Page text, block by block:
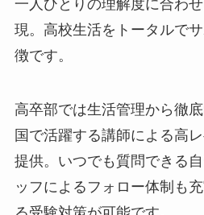
一人ひとりの理解度に合わ
現。高校生活をトータルで
徴です。
高卒部では生活管理から徹
国で活躍する講師による高
提供。いつでも質問できる
ッフによるフォロー体制も